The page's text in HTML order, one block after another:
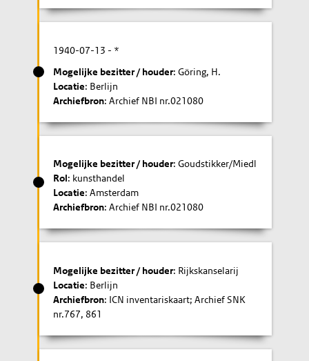
1940-07-13 - *
Mogelijke bezitter / houder: Göring, H.
Locatie: Berlijn
Archiefbron: Archief NBI nr.021080
Mogelijke bezitter / houder: Goudstikker/Miedl
Rol: kunsthandel
Locatie: Amsterdam
Archiefbron: Archief NBI nr.021080
Mogelijke bezitter / houder: Rijkskanselarij
Locatie: Berlijn
Archiefbron: ICN inventariskaart; Archief SNK
nr.767, 861